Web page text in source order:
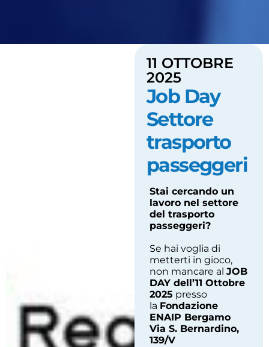
11 OTTOBRE
2025
Job Day
Settore
trasporto
passeggeri
Stai cercando un
lavoro nel settore
del trasporto
passeggeri?
Se hai voglia di
metterti in gioco,
non mancare al JOB
DAY dell’11 Ottobre
2025 presso
la Fondazione
ENAIP Bergamo
Via S. Bernardino,
139/V